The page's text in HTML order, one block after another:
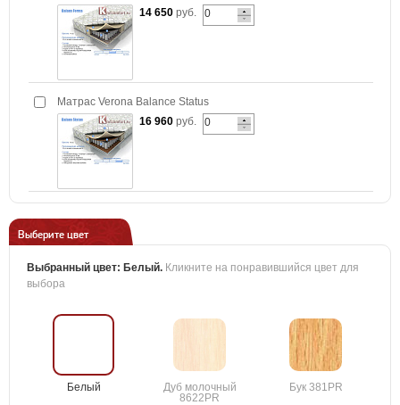
14 650 руб.
Матрас Verona Balance Status
16 960 руб.
Выберите цвет
Выбранный цвет: Белый. Кликните на понравившийся цвет для
выбора
Белый
Дуб молочный
8622PR
Бук 381PR